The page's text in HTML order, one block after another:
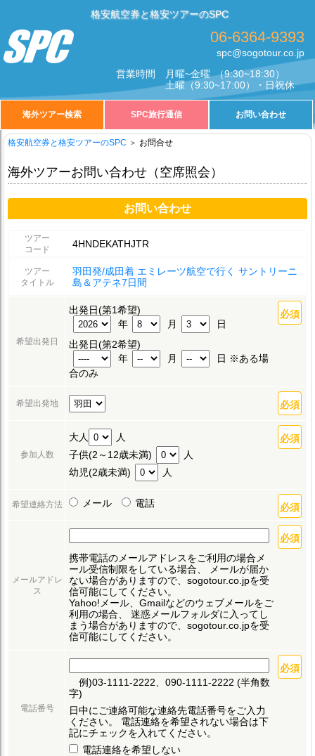
格安航空券と格安ツアーのSPC
06-6364-9393
spc@sogotour.co.jp
営業時間
月曜~金曜 （9:30~18:30）
土曜（9:30~17:00）・日祝休
海外ツアー検索 SPC旅行通信 お問い合わせ
格安航空券と格安ツアーのSPC お問合せ
海外ツアーお問い合わせ（空席照会）
お問い合わせ
ツアー
コード
4HNDEKATHJTR
ツアー
タイトル
羽田発/成田着 エミレーツ航空で行く サントリーニ
島＆アテネ7日間
希望出発日
出発日(第1希望)
年
月
日
出発日(第2希望)
年
月
日 ※ある場
合のみ
希望出発地
参加人数
大人
人
子供(2～12歳未満)
人
幼児(2歳未満)
人
希望連絡方法 メール 電話
メールアドレ
ス
携帯電話のメールアドレスをご利用の場合メ
ール受信制限をしている場合、
メールが届か
ない場合がありますので、sogotour.co.jpを受
信可能にしてください。
Yahoo!メール、Gmailなどのウェブメールをご
利用の場合、
迷惑メールフォルダに入ってし
まう場合がありますので、sogotour.co.jpを受
信可能にしてください。
電話番号
例)03-1111-2222、090-1111-2222 (半角数
字)
日中にご連絡可能な連絡先電話番号をご入力
ください。
電話連絡を希望されない場合は下
記にチェックを入れてください。
電話連絡を希望しない